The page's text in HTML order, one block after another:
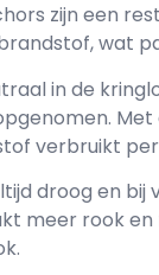
zijn een
wat
in de
verbruikt
droog en
meer rook